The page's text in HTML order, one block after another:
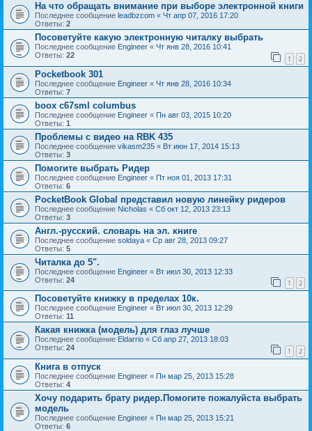
На что обращать внимание при выборе электронной книги
Последнее сообщение leadbzcom « Чт апр 07, 2016 17:20
Ответы: 2
Посоветуйте какую электронную читалку выбрать
Последнее сообщение Engineer « Чт янв 28, 2016 10:41
Ответы: 22 1 2
Рocketbook 301
Последнее сообщение Engineer « Чт янв 28, 2016 10:34
Ответы: 7
boox c67sml columbus
Последнее сообщение Engineer « Пн авг 03, 2015 10:20
Ответы: 1
Проблемы с видео на RBK 435
Последнее сообщение vikasm235 « Вт июн 17, 2014 15:13
Ответы: 3
Помогите выбрать Ридер
Последнее сообщение Engineer « Пт ноя 01, 2013 17:31
Ответы: 6
PocketBook Global представил новую линейку ридеров
Последнее сообщение Nicholas « Сб окт 12, 2013 23:13
Ответы: 3
Англ.-русский. словарь на эл. книге
Последнее сообщение soldaya « Ср авг 28, 2013 09:27
Ответы: 5
Читалка до 5".
Последнее сообщение Engineer « Вт июл 30, 2013 12:33
Ответы: 24 1 2
Посоветуйте книжку в пределах 10к.
Последнее сообщение Engineer « Вт июл 30, 2013 12:29
Ответы: 11
Какая книжка (модель) для глаз лучше
Последнее сообщение Eldarrio « Сб апр 27, 2013 18:03
Ответы: 24 1 2
Книга в отпуск
Последнее сообщение Engineer « Пн мар 25, 2013 15:28
Ответы: 4
Хoчу подарить брату ридер.Помогите пожалуйста выбрать
модель
Последнее сообщение Engineer « Пн мар 25, 2013 15:21
Ответы: 6